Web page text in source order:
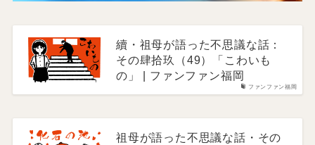
ファンファン福岡
續・祖母が語った不思議な話：
その肆拾玖（49）「こわいも
の」 | ファンファン福岡
祖母が語った不思議な話・その